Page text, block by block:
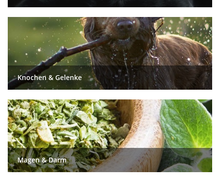
Knochen & Gelenke
Magen & Darm